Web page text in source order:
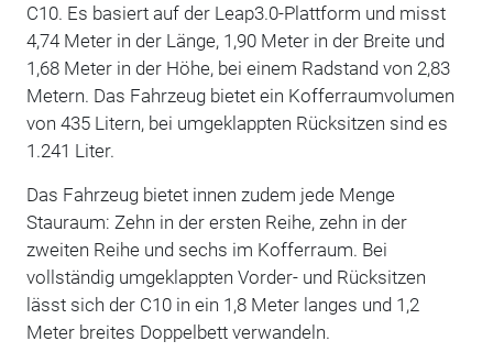
C10. Es basiert auf der Leap3.0-Plattform und misst
4,74 Meter in der Länge, 1,90 Meter in der Breite und
1,68 Meter in der Höhe, bei einem Radstand von 2,83
Metern. Das Fahrzeug bietet ein Kofferraumvolumen
von 435 Litern, bei umgeklappten Rücksitzen sind es
1.241 Liter.
Das Fahrzeug bietet innen zudem jede Menge
Stauraum: Zehn in der ersten Reihe, zehn in der
zweiten Reihe und sechs im Kofferraum. Bei
vollständig umgeklappten Vorder- und Rücksitzen
lässt sich der C10 in ein 1,8 Meter langes und 1,2
Meter breites Doppelbett verwandeln.